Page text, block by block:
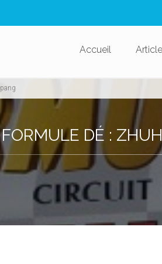
Accueil
FORMULE DÉ :